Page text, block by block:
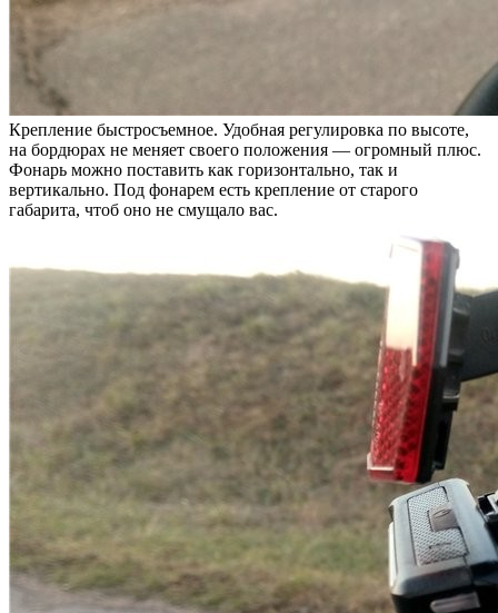
Крепление быстросъемное. Удобная регулировка по высоте,
на бордюрах не меняет своего положения — огромный плюс.
Фонарь можно поставить как горизонтально, так и
вертикально. Под фонарем есть крепление от старого
габарита, чтоб оно не смущало вас.